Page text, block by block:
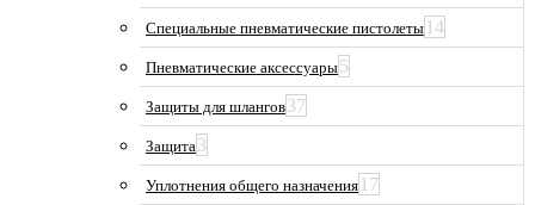
Специальные пневматические пистолеты 14
Пневматические аксессуары5
Защиты для шлангов37
Защита3
Уплотнения общего назначения 17